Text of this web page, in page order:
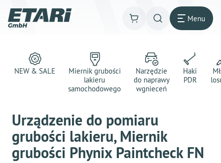
Menu
NEW & SALE
Miernik grubości
lakieru
samochodowego
Narzędzie
do naprawy
wgnieceń
Haki
PDR
Urządzenie do pomiaru
grubości lakieru, Miernik
grubości Phynix Paintcheck FN